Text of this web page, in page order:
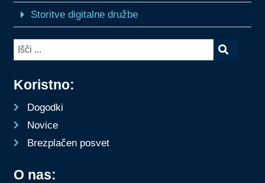
O nas:
Koristno:
Dogodki
Novice
Brezplačen posvet
Storitve digitalne družbe